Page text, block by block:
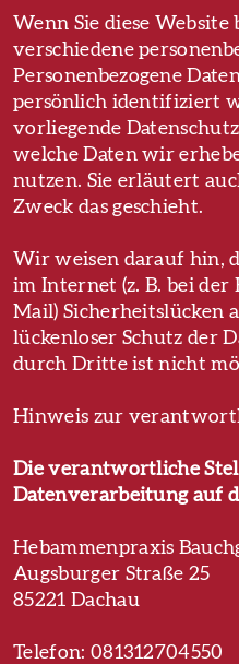
Wenn Sie diese
verschiedene
Personenbezogene
persönlich identifiziert
vorliegende
welche Daten wir
nutzen. Sie erläutert
Zweck das geschieht.
Wir weisen darauf hin,
im Internet (z. B. bei
Mail) Sicherheitslücken
lückenloser Schutz der
durch Dritte ist nicht
Hinweis zur
Die verantwortliche
Datenverarbeitung auf
Hebammenpraxis
Augsburger Straße 25
85221 Dachau
Telefon: 081312704550